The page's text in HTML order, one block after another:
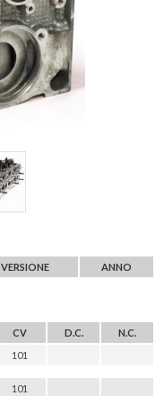
VERSIONE ANNO
CV D.C.
N.C.
101
101